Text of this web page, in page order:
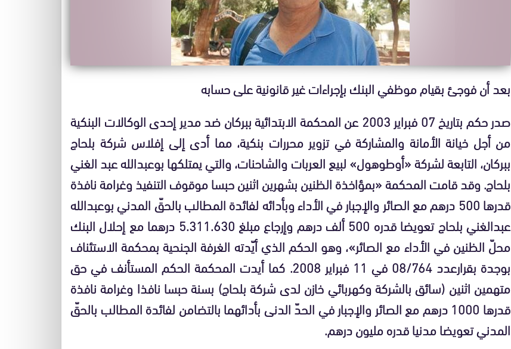
بعد أن فوجئ بقيام موظفي البنك بإجراءات غير قانونية على حسابه
صدر حكم بتاريخ 07 فبراير 2003 عن المحكمة الابتدائية ببركان ضد مدير إحدى الوكالات البنكية
من أجل خيانة الأمانة والمشاركة في تزوير محررات بنكية، مما أدى إلى إفلاس شركة بلحاج
ببركان، التابعة لشركة «أوطوهول» لبيع العربات والشاحنات، والتي يمتلكها بوعبدالله عبد الغني
بلحاج. وقد قامت المحكمة «بمؤاخذة الظنين بشهرين اثنين حبسا موقوف التنفيذ وغرامة نافذة
قدرها 500 درهم مع الصائر والإجبار في الأداء وبأدائه لفائدة المطالب بالحقّ المدني بوعبدالله
عبدالغني بلحاج تعويضا قدره 500 ألف درهم وإرجاع مبلغ 5.311.630 درهما مع إحلال البنك
محلّ الظنين في الأداء مع الصائر»، وهو الحكم الذي أيّدته الغرفة الجنحية بمحكمة الاستئناف
بوجدة بقرارعدد 08/764 في 11 فبراير 2008. كما أيدت المحكمة الحكم المستأنف في حق
متهمين اثنين (سائق بالشركة وكهربائي خازن لدى شركة بلحاج) بسنة حبسا نافذا وغرامة نافذة
قدرها 1000 درهم مع الصائر والإجبار في الحدّ الدنى بأدائهما بالتضامن لفائدة المطالب بالحقّ
المدني تعويضا مدنيا قدره مليون درهم.